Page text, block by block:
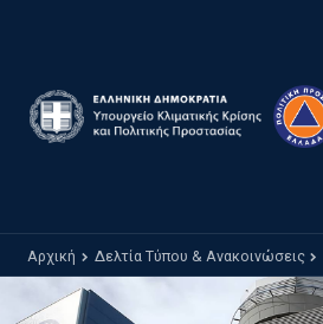
Αρχική Δελτία Τύπου & Ανακοινώσεις